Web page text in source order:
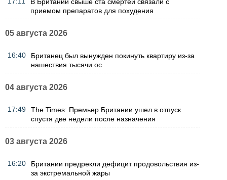
приемом препаратов для похудения
05 августа 2026
16:40
Британец был вынужден покинуть квартиру из-за
нашествия тысячи ос
04 августа 2026
17:49
The Times: Премьер Британии ушел в отпуск
спустя две недели после назначения
03 августа 2026
16:20
Британии предрекли дефицит продовольствия из-
за экстремальной жары